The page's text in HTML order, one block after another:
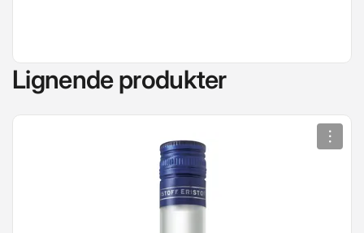
Lignende produkter